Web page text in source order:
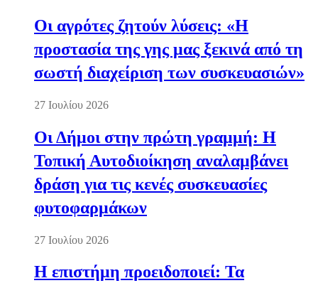
Οι αγρότες ζητούν λύσεις: «Η
προστασία της γης μας ξεκινά από τη
σωστή διαχείριση των συσκευασιών»
27 Ιουλίου 2026
Οι Δήμοι στην πρώτη γραμμή: Η
Τοπική Αυτοδιοίκηση αναλαμβάνει
δράση για τις κενές συσκευασίες
φυτοφαρμάκων
27 Ιουλίου 2026
Η επιστήμη προειδοποιεί: Τα